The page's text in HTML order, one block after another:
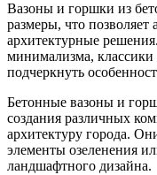
Вазоны и горшки из
размеры, что позволяет
архитектурные
минимализма,
подчеркнуть
Бетонные вазоны и
создания различных
архитектуру города.
элементы озеленения
ландшафтного дизайна.